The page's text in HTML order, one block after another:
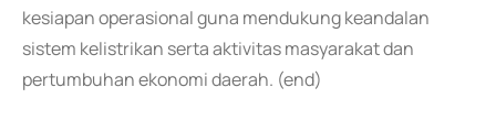
kesiapan operasional guna mendukung keandalan
sistem kelistrikan serta aktivitas masyarakat dan
pertumbuhan ekonomi daerah. (end)